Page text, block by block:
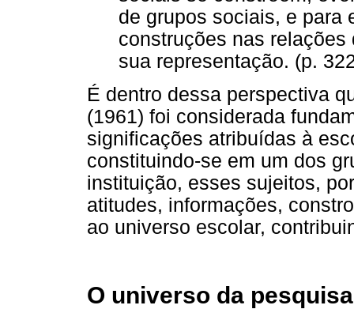
de grupos sociais, e para
construções nas
sua representação. (p.
É dentro dessa perspectiva
(1961) foi considerada
significações atribuídas à
constituindo-se em um dos
instituição, esses sujeitos,
atitudes, informações,
ao universo escolar,
O universo da pesquisa